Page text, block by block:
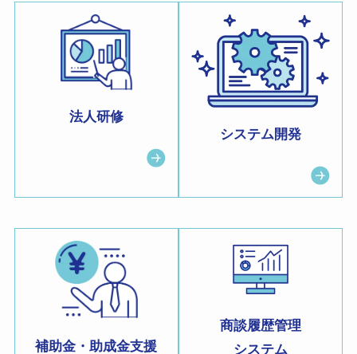
法人研修
システム開発
補助金・助成金支援
商談履歴管理
システム